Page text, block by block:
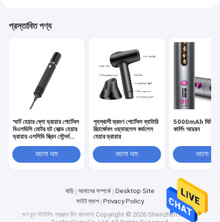
প্রস্তাবিত পণ্য
স্মার্ট হেয়ার ব্লো ড্রায়ার পোর্টেবল
বিএলডিসি মোটর হট কোল্ড হেয়ার
ড্রায়ার এলসিডি স্ক্রিন সৌন্দর্য
ভালো দাম
গৃহস্থালী ভ্রমণ পোর্টেবল ব্যাটারি
রিচার্জেবল ওয়্যারলেস কর্ডলেস
হেয়ার ড্রায়ার
ভালো দাম
5000mAh মিনি
কার্লিং আয়রন
ভালো দাম
বাড়ি আমাদের সম্পর্কে
Desktop Site
সাইট ম্যাপ
Privacy Policy
গুণ চুল স্টাইলিং সরঞ্জাম চীন কারখানা.Copyright © 2026 Shenzhen Mesky